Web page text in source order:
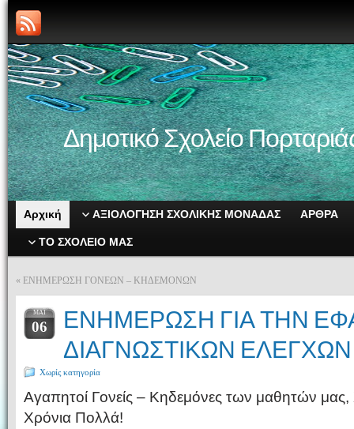
Δημοτικό Σχολείο
Αρχική ΑΞΙΟΛΟΓΗΣΗ ΣΧΟΛΙΚΗΣ ΜΟΝΑΔΑΣ ΑΡΘΡΑ
ΤΟ ΣΧΟΛΕΙΟ ΜΑΣ
« ΕΝΗΜΕΡΩΣΗ ΓΟΝΕΩΝ – ΚΗΔΕΜΟΝΩΝ
ΜΑΪ́
06
ΕΝΗΜΕΡΩΣΗ ΓΙΑ ΤΗΝ
ΔΙΑΓΝΩΣΤΙΚΩΝ ΕΛΕΓΧΩΝ
Χωρίς κατηγορία
Αγαπητοί Γονείς – Κηδεμόνες των μαθητών μας,
Χρόνια Πολλά!